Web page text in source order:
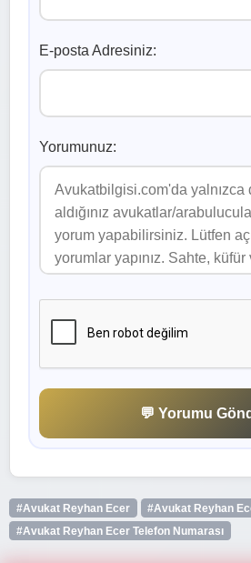
E-posta Adresiniz:
Yorumunuz:
💬 Yorumu
#Avukat Reyhan Ecer
#Avukat Reyhan
#Avukat Reyhan Ecer Telefon Numarası